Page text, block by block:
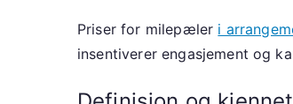
Priser for milepæler i
insentiverer engasjement og